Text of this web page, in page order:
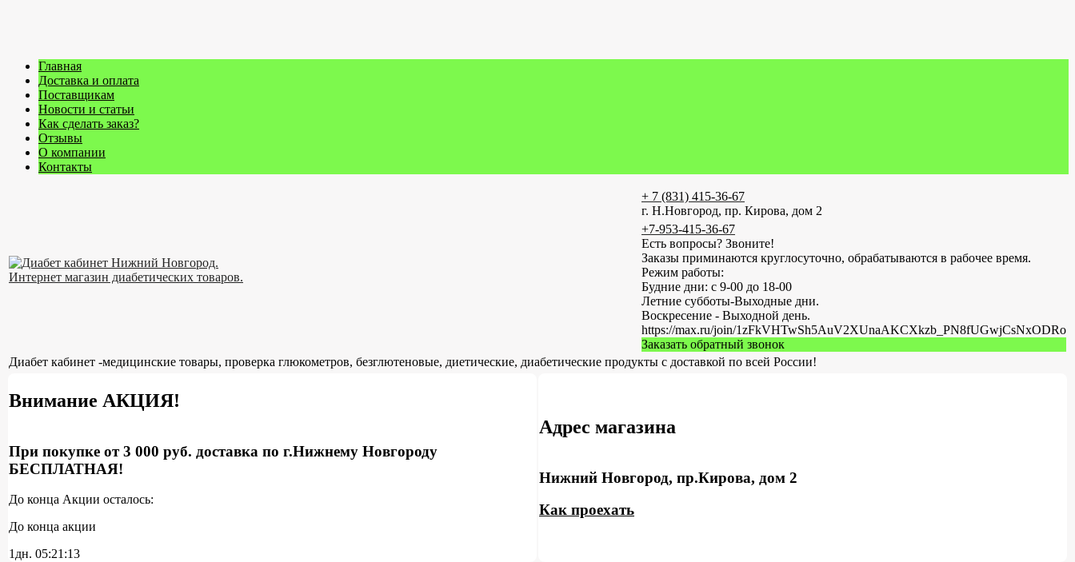
Главная
Доставка и оплата
Поставщикам
Новости и статьи
Как сделать заказ?
Отзывы
О компании
Контакты
+ 7 (831) 415-36-67
г. Н.Новгород, пр. Кирова, дом 2
+7-953-415-36-67
Есть вопросы? Звоните!
Заказы приминаются круглосуточно, обрабатываются в рабочее время.
Режим работы:
Будние дни: с 9-00 до 18-00
Летние субботы-Выходные дни.
Воскресение - Выходной день.
https://max.ru/join/1zFkVHTwSh5AuV2XUnaAKCXkzb_PN8fUGwjCsNxODRo
Заказать обратный звонок
Диабет кабинет -медицинские товары, проверка глюкометров, безглютеновые, диетические, диабетические продукты с доставкой по всей России!
Внимание АКЦИЯ!
При покупке от 3 000 руб. доставка по г.Нижнему Новгороду
БЕСПЛАТНАЯ!
До конца Акции осталось:
До конца акции
1дн. 05:21:12
Адрес магазина
Нижний Новгород, пр.Кирова, дом 2
Как проехать